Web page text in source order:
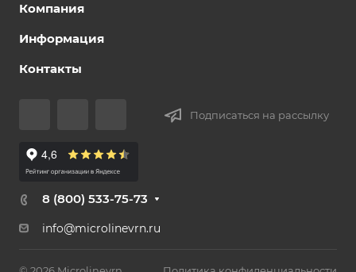
Компания
Информация
Контакты
Подписаться на рассылку
8 (800) 533-75-73
info@microlinevrn.ru